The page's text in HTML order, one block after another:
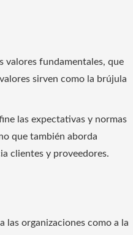
valores fundamentales, que
sirven como la brújula
las expectativas y normas
que también aborda
clientes y proveedores.
las organizaciones como a la